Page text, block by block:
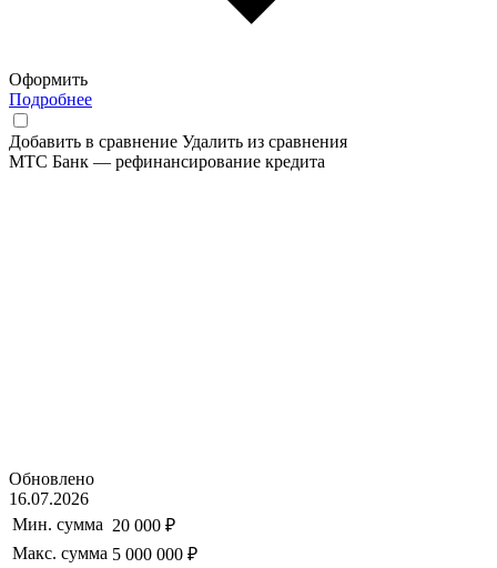
Оформить
Подробнее
Добавить в сравнение Удалить из сравнения
МТС Банк — рефинансирование кредита
Обновлено
16.07.2026
Мин. сумма 20 000 ₽
Макс. сумма 5 000 000 ₽